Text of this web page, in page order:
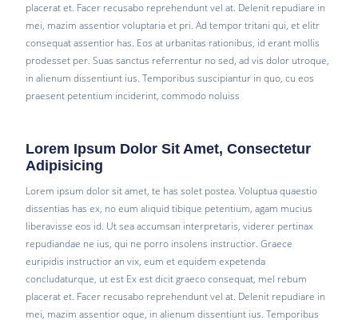
placerat et. Facer recusabo reprehendunt vel at. Delenit repudiare in
mei, mazim assentior voluptaria et pri. Ad tempor tritani qui, et elitr
consequat assentior has. Eos at urbanitas rationibus, id erant mollis
prodesset per. Suas sanctus referrentur no sed, ad vis dolor utroque,
in alienum dissentiunt ius. Temporibus suscipiantur in quo, cu eos
praesent petentium inciderint, commodo noluiss
Lorem Ipsum Dolor Sit Amet, Consectetur
Adipisicing
Lorem ipsum dolor sit amet, te has solet postea. Voluptua quaestio
dissentias has ex, no eum aliquid tibique petentium, agam mucius
liberavisse eos id. Ut sea accumsan interpretaris, viderer pertinax
repudiandae ne ius, qui ne porro insolens instructior. Graece
euripidis instructior an vix, eum et equidem expetenda
concludaturque, ut est Ex est dicit graeco consequat, mel rebum
placerat et. Facer recusabo reprehendunt vel at. Delenit repudiare in
mei, mazim assentior oque, in alienum dissentiunt ius. Temporibus